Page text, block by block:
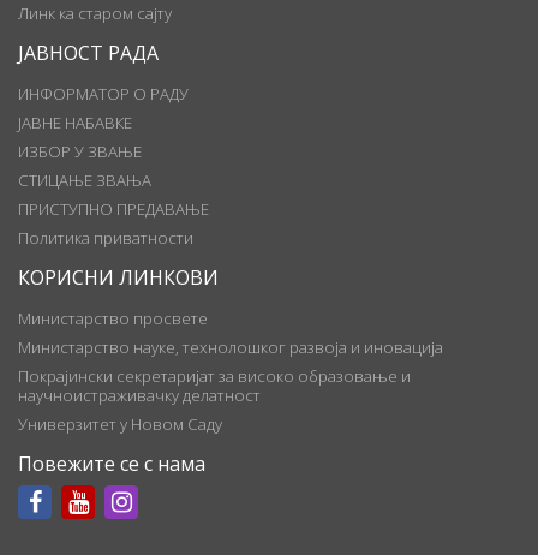
Линк ка старом сајту
ЈАВНОСТ РАДА
ИНФОРМАТОР О РАДУ
ЈАВНЕ НАБАВКЕ
ИЗБОР У ЗВАЊЕ
СТИЦАЊЕ ЗВАЊА
ПРИСТУПНО ПРЕДАВАЊЕ
Политика приватности
КОРИСНИ ЛИНКОВИ
Министарство просвете
Министарство науке, технолошког развоја и иновација
Покрајински секретаријат за високо образовање и
научноистраживачку делатност
Универзитет у Новом Саду
Повежите се с нама